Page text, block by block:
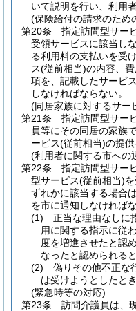
いて説明を行い、利用
(保険給付の請求のため
第20条
指定訪問型サー
受領サービスに該当し
る利用料の支払いを受
ス(従前相当)の内容、
項を、記載したサービ
しなければならない。
(同居家族に対するサー
第21条
指定訪問型サー
員等にその同居の家族
ービス(従前相当)の提供
(利用者に関する市への
第22条
指定訪問型サー
型サービス(従前相当)
ずれかに該当する場合
を市に通知しなければな
(1)
正当な理由なしに
用に関する指示に従
度を増進させたと認
なったと認められると
(2)
偽りその他不正な
は受けようとしたとき
(緊急時等の対応)
第23条
訪問介護員は、